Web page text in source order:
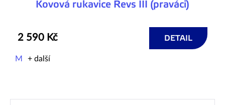
Kovová rukavice Revs III (praváci)
2 590 Kč DETAIL
M + další